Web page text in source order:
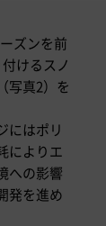
ズンを前
けるスノ
写真2）を
にはポリ
によりエ
への影響
発を進め